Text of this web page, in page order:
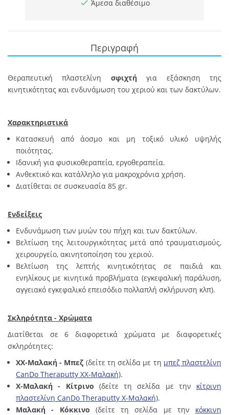
Άμεσα διαθέσιμο
Περιγραφή
Θεραπευτική πλαστελίνη σφιχτήγια εξάσκηση της
κινητικότητας και ενδυνάμωση του χεριού και των δακτύλων.
Χαρακτηριστικά
Κατασκευή από άοσμο και μη τοξικό υλικό υψηλής
ποιότητας.
Ιδανική για φυσικοθεραπεία, εργοθεραπεία.
Ανθεκτικό και κατάλληλο για μακροχρόνια χρήση.
Διατίθεται σε συσκευασία 85 gr.
Ενδείξεις
Ενδυνάμωση των μυών του πήχη και των δακτύλων.
Βελτίωση της λειτουργικότητας μετά από τραυματισμούς,
χειρουργείο, ακινητοποίηση του χεριού.
Βελτίωση της λεπτής κινητικότητας σε παιδιά και
ενηλίκους με κινητικά προβλήματα (εγκεφαλική παράλυση,
αγγειακό εγκεφαλικό επεισόδιο πολλαπλή σκλήρυνση κλπ).
Σκληρότητα - Χρώματα
Διατίθεται σε 6 διαφορετικά χρώματα με διαφορετικές
σκληρότητες:
XX-Μαλακή - Μπεζ (δείτε τη σελίδα με τη μπεζ πλαστελίνη
CanDo Theraputty XX-Μαλακή).
X-Μαλακή - Κίτρινο (δείτε τη σελίδα με την κίτρινη
πλαστελίνη CanDo Theraputty X-Μαλακή).
Μαλακή - Κόκκινο (δείτε τη σελίδα με την κόκκινη